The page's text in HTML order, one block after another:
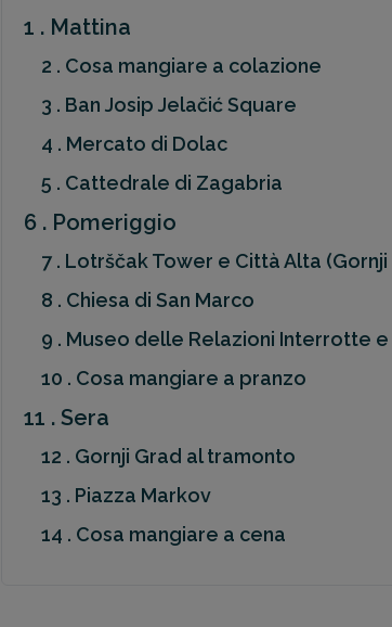
1 . Mattina
2 . Cosa mangiare a colazione
3 . Ban Josip Jelačić Square
4 . Mercato di Dolac
5 . Cattedrale di Zagabria
6 . Pomeriggio
7 . Lotrščak Tower e Città Alta (Gornji
8 . Chiesa di San Marco
9 . Museo delle Relazioni Interrotte
10 . Cosa mangiare a pranzo
11 . Sera
12 . Gornji Grad al tramonto
13 . Piazza Markov
14 . Cosa mangiare a cena